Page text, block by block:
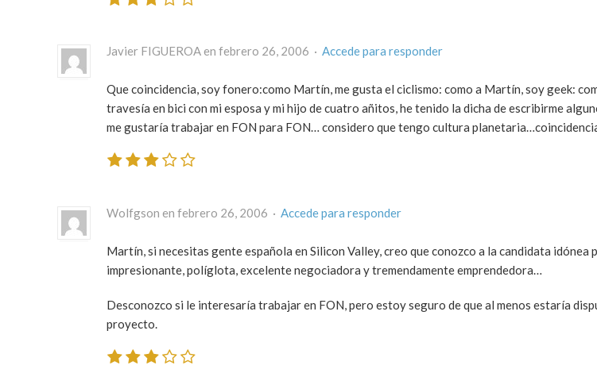
Javier FIGUEROA en febrero 26, 2006 · Accede para responder
Que coincidencia, soy fonero:como Martín, me gusta el ciclismo: como a Martín, soy geek:
travesía en bici con mi esposa y mi hijo de cuatro añitos, he tenido la dicha de escribirme
me gustaría trabajar en FON para FON… considero que tengo cultura
Wolfgson en febrero 26, 2006 · Accede para responder
Martín, si necesitas gente española en Silicon Valley, creo que conozco a la candidata
impresionante, políglota, excelente negociadora y tremendamente emprendedora…
Desconozco si le interesaría trabajar en FON, pero estoy seguro de que al menos estaría
proyecto.